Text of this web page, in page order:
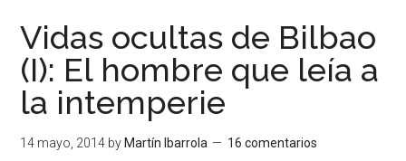
Vidas ocultas de Bilbao
(I): El hombre que leía a
la intemperie
14 mayo, 2014 by Martín Ibarrola 16 comentarios